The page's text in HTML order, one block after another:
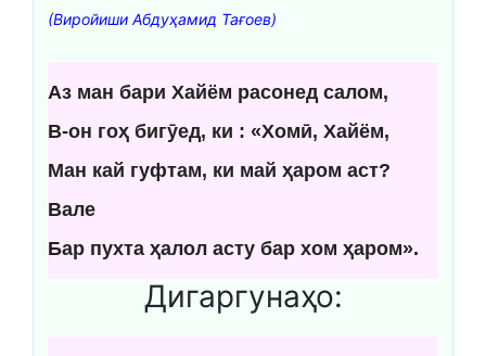
(Виройиши Абдуҳамид Тағоев)
Аз ман бари Хайём расонед салом,
В-он гоҳ бигӯед, ки : «Хомӣ, Хайём,
Ман кай гуфтам, ки май ҳаром аст?
Вале
Бар пухта ҳалол асту бар хом ҳаром».
Дигаргунаҳо: